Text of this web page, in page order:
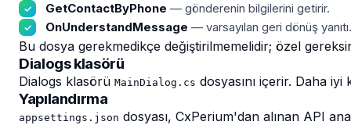
GetContactByPhone — gönderenin bilgilerini getirir.
OnUnderstandMessage — varsayılan geri dönüş yanıtı.
Bu dosya gerekmedikçe değiştirilmemelidir; özel
Dialogs klasörü
Dialogs klasörü MainDialog.cs dosyasını içerir. Daha
Yapılandırma
appsettings.json dosyası, CxPerium'dan alınan API